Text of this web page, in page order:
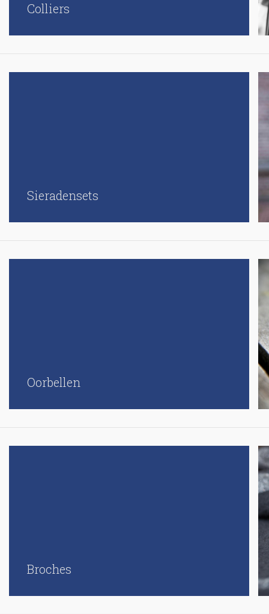
Colliers
Sieradensets
Oorbellen
Broches